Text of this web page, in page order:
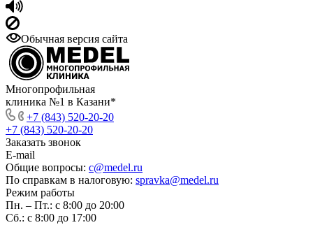
Обычная версия сайта
Многопрофильная
клиника №1 в Казани*
+7 (843) 520-20-20
+7 (843) 520-20-20
Заказать звонок
E-mail
Общие вопросы: c@medel.ru
По справкам в налоговую: spravka@medel.ru
Режим работы
Пн. – Пт.: с 8:00 до 20:00
Сб.: с 8:00 до 17:00